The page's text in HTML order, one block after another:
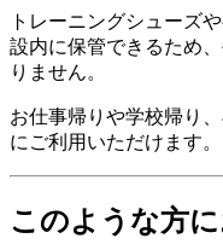
トレーニングシューズ
設内に保管できるため
りません。
お仕事帰りや学校帰り
にご利用いただけます。
このような方